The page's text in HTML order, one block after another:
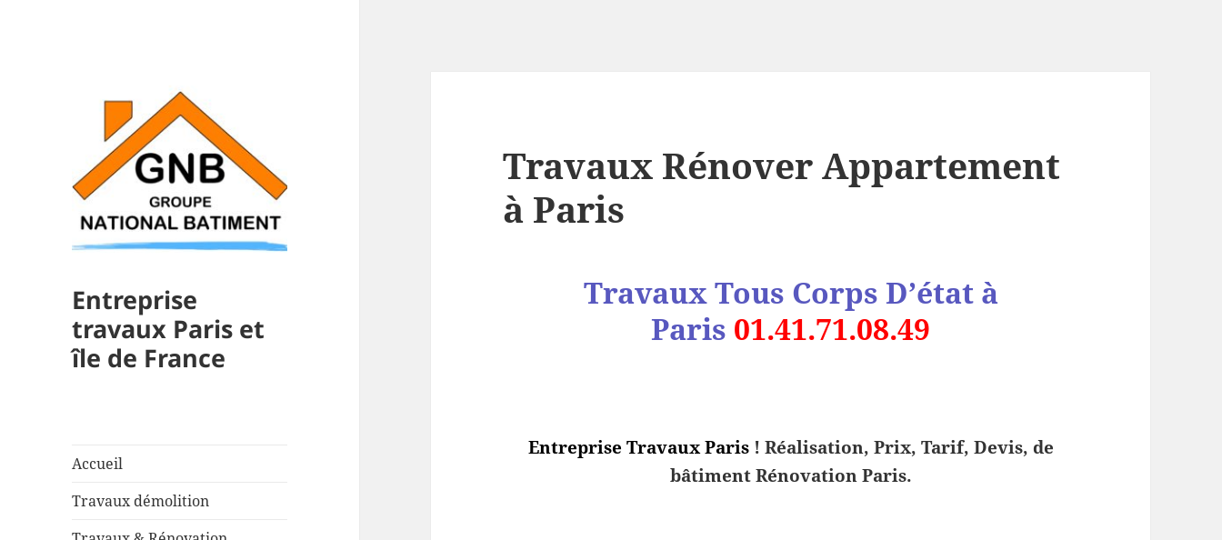
Entreprise
travaux Paris et
île de France
Accueil
Travaux démolition
Travaux Rénover Appartement
à Paris
Travaux Tous Corps D’état à
Paris 01.41.71.08.49
Entreprise Travaux Paris! Réalisation, Prix, Tarif, Devis, de
bâtiment Rénovation Paris.